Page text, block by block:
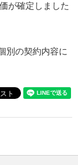
が確定しました
別の契約内容に